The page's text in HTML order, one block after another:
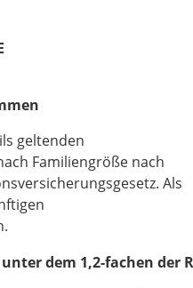
geltenden
Familien­größe nach
Als
dem 1,2-fachen der